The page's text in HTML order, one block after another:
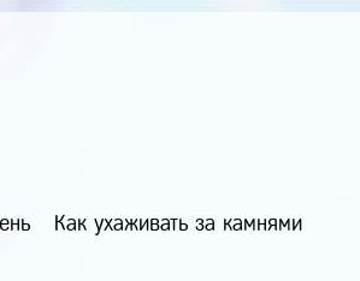
Как ухаживать за камнями